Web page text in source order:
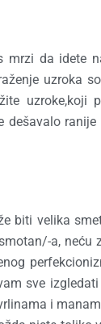
da idete
uzroka
uzroke,koji
biti velika
a, neću
sve
i